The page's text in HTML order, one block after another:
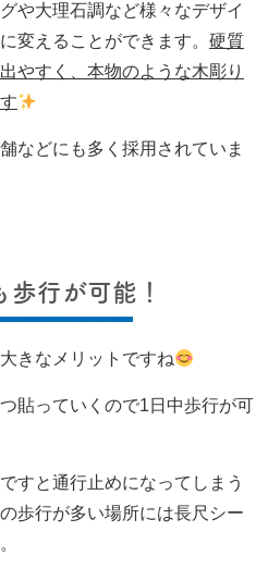
や大理石調など様々なデザイ
変えることができます。 硬質
やすく、本物のような木彫り
などにも多く採用されていま
行が可能！
きなメリットですね
貼っていくので1日中歩行が可
すと通行止めになってしまう
歩行が多い場所には長尺シー